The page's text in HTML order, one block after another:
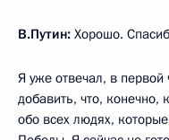
В.Путин: Хорошо.
Я уже отвечал, в первой
добавить, что,
обо всех людях,